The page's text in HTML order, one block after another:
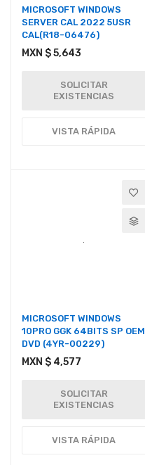
MICROSOFT WINDOWS
SERVER CAL 2022 5USR
CAL(R18-06476)
MXN $ 5,643
SOLICITAR
EXISTENCIAS
VISTA RÁPIDA
MICROSOFT WINDOWS
10PRO GGK 64BITS SP OEM
DVD (4YR-00229)
MXN $ 4,577
SOLICITAR
EXISTENCIAS
VISTA RÁPIDA